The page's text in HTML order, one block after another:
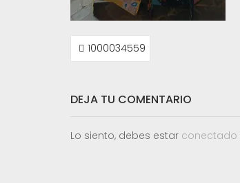
NAVEGACIÓN
DE1000034559
DEJA TU COMENTARIO
Lo siento, debes estar conectado